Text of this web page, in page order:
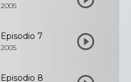
2005
Episodio 7
2005
Episodio 8